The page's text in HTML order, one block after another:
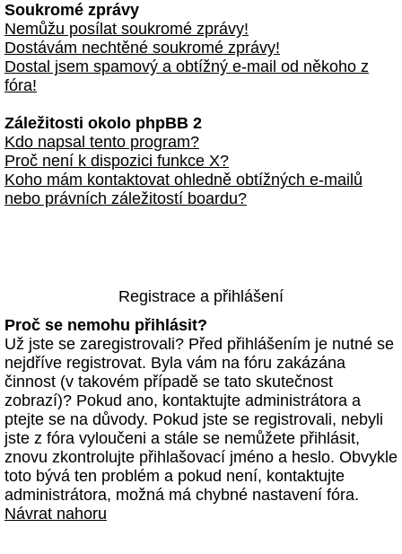
Soukromé zprávy
Nemůžu posílat soukromé zprávy!
Dostávám nechtěné soukromé zprávy!
Dostal jsem spamový a obtížný e-mail od někoho z
fóra!
Záležitosti okolo phpBB 2
Kdo napsal tento program?
Proč není k dispozici funkce X?
Koho mám kontaktovat ohledně obtížných e-mailů
nebo právních záležitostí boardu?
Registrace a přihlášení
Proč se nemohu přihlásit?
Už jste se zaregistrovali? Před přihlášením je nutné se
nejdříve registrovat. Byla vám na fóru zakázána
činnost (v takovém případě se tato skutečnost
zobrazí)? Pokud ano, kontaktujte administrátora a
ptejte se na důvody. Pokud jste se registrovali, nebyli
jste z fóra vyloučeni a stále se nemůžete přihlásit,
znovu zkontrolujte přihlašovací jméno a heslo. Obvykle
toto bývá ten problém a pokud není, kontaktujte
administrátora, možná má chybné nastavení fóra.
Návrat nahoru